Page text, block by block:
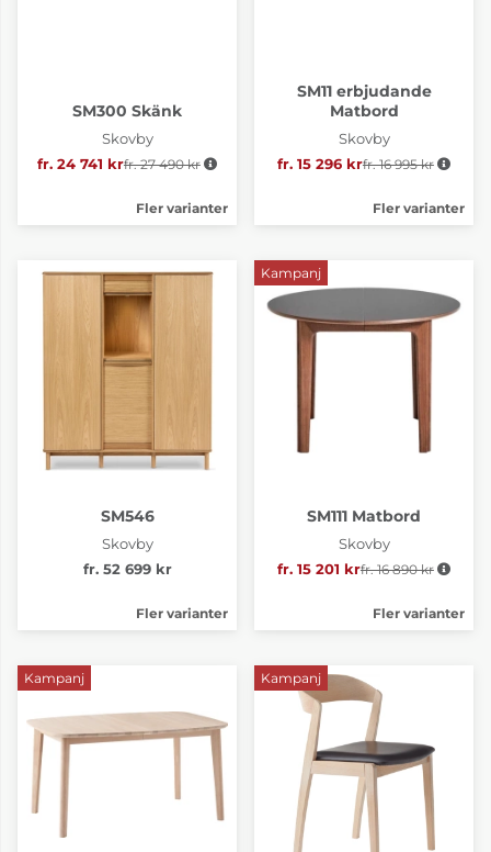
SM300 Skänk
Skovby
fr. 24 741 krOrdinarie pris:
fr. 27 490 kr
Fler varianter
SM11 erbjudande
Matbord
Skovby
fr. 15 296 krOrdinarie pris:
fr. 16 995 kr
Fler varianter
SM546
Skovby
fr. 52 699 kr
Fler varianter
Kampanj
SM111 Matbord
Skovby
fr. 15 201 krOrdinarie pris:
fr. 16 890 kr
Fler varianter
Kampanj Kampanj